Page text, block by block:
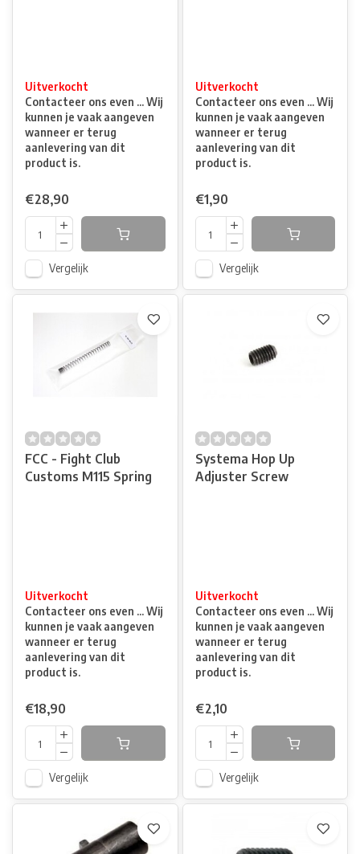
Uitverkocht
Contacteer ons even ... Wij
kunnen je vaak aangeven
wanneer er terug
aanlevering van dit
product is.
€28,90
Vergelijk
Uitverkocht
Contacteer ons even ... Wij
kunnen je vaak aangeven
wanneer er terug
aanlevering van dit
product is.
€1,90
Vergelijk
FCC - Fight Club
Customs M115 Spring
Uitverkocht
Contacteer ons even ... Wij
kunnen je vaak aangeven
wanneer er terug
aanlevering van dit
product is.
€18,90
Vergelijk
Systema Hop Up
Adjuster Screw
Uitverkocht
Contacteer ons even ... Wij
kunnen je vaak aangeven
wanneer er terug
aanlevering van dit
product is.
€2,10
Vergelijk